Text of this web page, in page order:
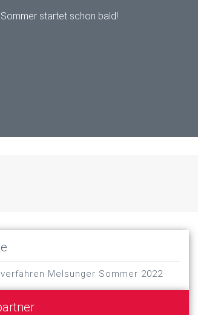
startet schon bald!
Melsunger Sommer 2022